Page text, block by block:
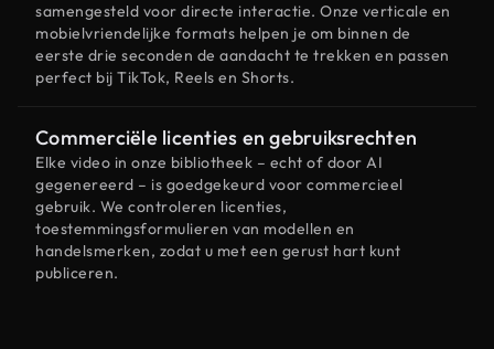
samengesteld voor directe interactie. Onze verticale en
mobielvriendelijke formats helpen je om binnen de
eerste drie seconden de aandacht te trekken en passen
perfect bij TikTok, Reels en Shorts.
Commerciële licenties en gebruiksrechten
Elke video in onze bibliotheek – echt of door AI
gegenereerd – is goedgekeurd voor commercieel
gebruik. We controleren licenties,
toestemmingsformulieren van modellen en
handelsmerken, zodat u met een gerust hart kunt
publiceren.